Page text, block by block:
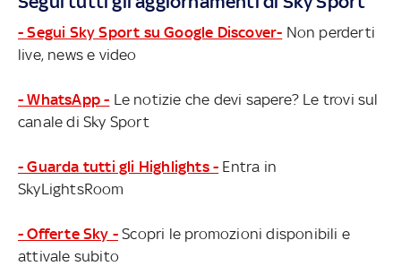
- Segui Sky Sport su Google Discover- Non perderti
live, news e video
- WhatsApp - Le notizie che devi sapere? Le trovi sul
canale di Sky Sport
- Guarda tutti gli Highlights - Entra in
SkyLightsRoom
- Offerte Sky - Scopri le promozioni disponibili e
attivale subito